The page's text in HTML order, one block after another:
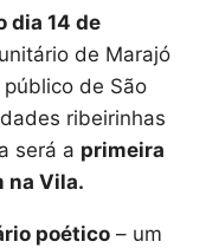
dia 14 de
de Marajó
de São
ribeirinhas
será a primeira
na Vila.
poético– um